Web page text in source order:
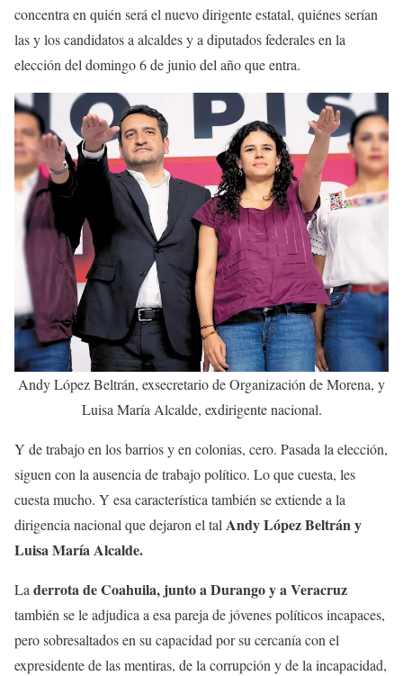
concentra en quién será el nuevo dirigente estatal, quiénes serían
las y los candidatos a alcaldes y a diputados federales en la
elección del domingo 6 de junio del año que entra.
Andy López Beltrán, exsecretario de Organización de Morena, y
Luisa María Alcalde, exdirigente nacional.
Y de trabajo en los barrios y en colonias, cero. Pasada la elección,
siguen con la ausencia de trabajo político. Lo que cuesta, les
cuesta mucho. Y esa característica también se extiende a la
dirigencia nacional que dejaron el talAndy López Beltrán y
Luisa María Alcalde.
Laderrota de Coahuila, junto a Durango y a Veracruz
también se le adjudica a esa pareja de jóvenes políticos incapaces,
pero sobresaltados en su capacidad por su cercanía con el
expresidente de las mentiras, de la corrupción y de la incapacidad,